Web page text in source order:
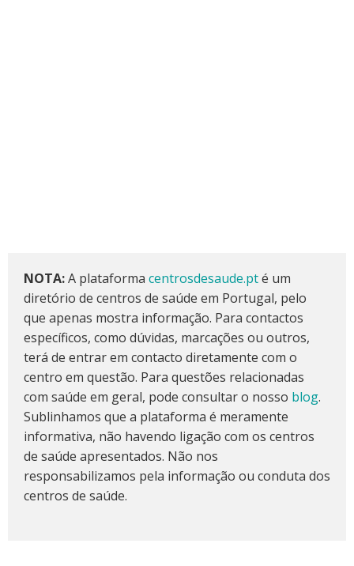
NOTA:A plataforma centrosdesaude.pté um
diretório de centros de saúde em Portugal, pelo
que apenas mostra informação. Para contactos
específicos, como dúvidas, marcações ou outros,
terá de entrar em contacto diretamente com o
centro em questão. Para questões relacionadas
com saúde em geral, pode consultar o nosso blog.
Sublinhamos que a plataforma é meramente
informativa, não havendo ligação com os centros
de saúde apresentados. Não nos
responsabilizamos pela informação ou conduta dos
centros de saúde.